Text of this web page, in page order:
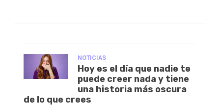
NOTICIAS
Hoy es el día que nadie te
puede creer nada y tiene
una historia más oscura
de lo que crees